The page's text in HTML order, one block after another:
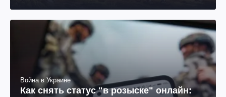
Война в Украине
Как снять статус "в розыске" онлайн: